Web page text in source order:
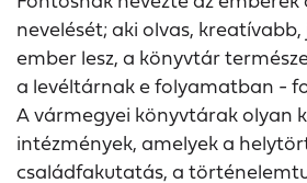
nevelését; aki olvas,
ember lesz, a könyvtár
a levéltárnak e folyamatban -
A vármegyei könyvtárak olyan
intézmények, amelyek a
családfakutatás, a